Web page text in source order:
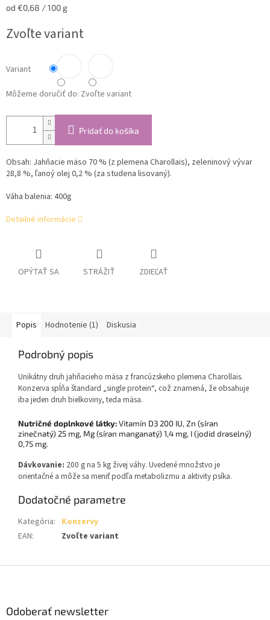
Jednotková
od €0,68 / 100 g
Zvoľte variant
Variant
Môžeme doručiť do: Zvoľte variant
Pridať do košíka
Obsah: Jahňacie mäso 70 % (z plemena Charollais), zeleninový vývar
28,8 %, ľanoý olej 0,2 % (za studena lisovaný).
Váha balenia: 400g
Detailné informácie
OPÝTAŤ SA STRÁŽIŤ ZDIEĽAŤ
Popis Hodnotenie (1) Diskusia
Podrobný popis
Unikátny druh jahňacieho mäsa z francúzskeho plemena Charollais.
Kon­zerva spĺňa štandard „single protein“, což znamená, že obsahuje
iba jeden druh bielkoviny, teda mäsa.
Nutričné doplnkové látky:Vitamín D3 200 IU, Zn (síran
zinečnatý) 25 mg, Mg (síran manganatý) 1,4 mg, I (jodid draselný)
0,75 mg.
Dávkovanie: 200 g na 5 kg živej váhy. Uvedené množstvo je
orientačné a môže sa meniť podľa metabolizmu a aktivity psíka.
Dodatočné parametre
Kategória: Konzervy
EAN: Zvoľte variant
Odoberať newsletter